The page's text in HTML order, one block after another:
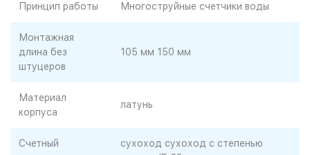
Принцип работы Многоструйные счетчики воды
Монтажная
длина без
штуцеров
105 мм 150 мм
Материал
корпуса
латунь
Счетный
сухоход сухоход с степенью